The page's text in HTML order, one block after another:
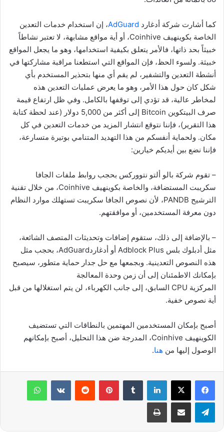
كما أشارت شركة أدغارد AdGuard، إن استخدام خدمات التعدين
الخاصة بكوينهيف Coinhive، أو أية مواقع مشابهة، لا تعتبر نشاطاً
خبيثاً بحد ذاتها، فالأمر يتعلق بكيفية استخدامها، وهو ما يجعل المواقع
خبيثة. ولسوء الحظ، فإن المواقع التي استطعنا مراقبة مشاركتها في
أنشطة التعدين والتشفير، لم يقم أي منها بتحذير المستخدم بأي
شكل كان حول هذا الأمر، وهو ما يعرض عمليات التعدين هذه
لمخاطر عالية، قد تؤدي إلى توقفها بالكامل. وفي ظل ارتفاع قيمة
صرف البيتكوين Bitcoin
إلى أكثر من 5,000 دولار (عند لحظة كتابة
هذا التقرير)، فإننا نتوقع انتشار المزيد من خدمات التعدين في كل
مكان. ولحماية أنفسكم من هذا التهديد المتنامي بوتيرة متسارعة،
فإننا نضع بين أيديكم خيارين:
– تقوم شركة بالو ألتو نتووركس بحجب روابط ملفات الجافا
سكريبت المستضافة، والخاصة بكوينهيف Coinhive، من خلال تقنية
الترشيح PANDB، لأن نصوص الجافا سكريبت تستهلك موارد النظام
دون معرفة المستخدمين، أو موافقتهم.
– بالإضافة إلى ذلك، ستقوم إضافات وتحديثات المتصف الشائعة،
مثل أدبلوك بلس Adblock Plus أو أدغاردAdGuard، بحجب مثل
هذه النصوص التعدينية. وبجمعها مع حل جدار حماية متطور، سيصبح
بإمكانك الاطمئنان إلى أن زمن وحدة المعالجة
المركزية CPU السابق، إلى جانب الكهرباء، لن يتم استغلالها من قبل
أية نصوص خفية.
أصبح بإمكان المستخدمين المهتمين بالنطاقات التي تستضيف
الكوينهيف Coinhive، المدرجة ضن هذا التحليل، أصبح بإمكانهم
الوصول إليها من هنا.
لينكدإن بينتيريست